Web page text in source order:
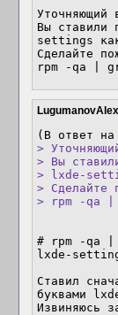
Уточняющий
Вы ставили
settings
Сделайте
rpm -qa |
>
> Вы
> lxde-
> Сделайте
> rpm -qa
# rpm -qa
lxde-
Ставил
буквами
Извиняюсь